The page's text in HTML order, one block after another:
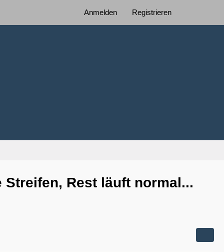
Anmelden Registrieren
Rest läuft normal...